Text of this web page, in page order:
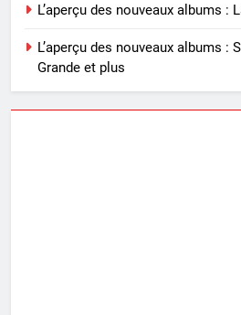
L’aperçu des nouveaux albums :
L’aperçu des nouveaux albums :
Grande et plus